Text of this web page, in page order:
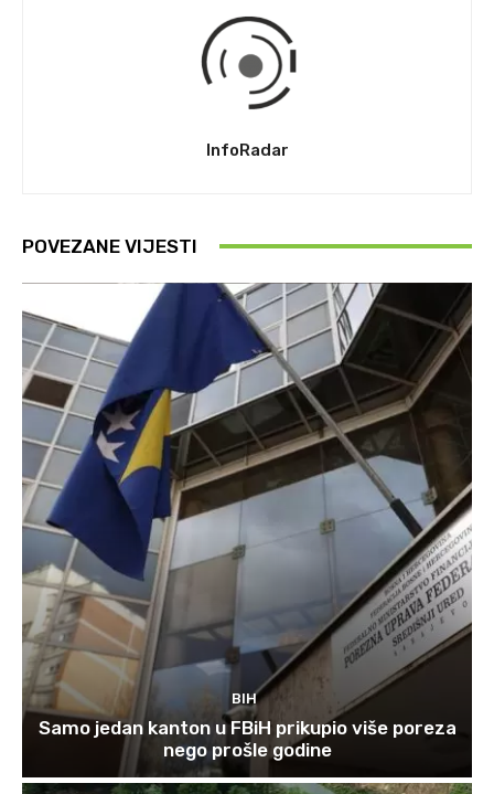
InfoRadar
POVEZANE VIJESTI
BIH
Samo jedan kanton u FBiH prikupio više poreza
nego prošle godine